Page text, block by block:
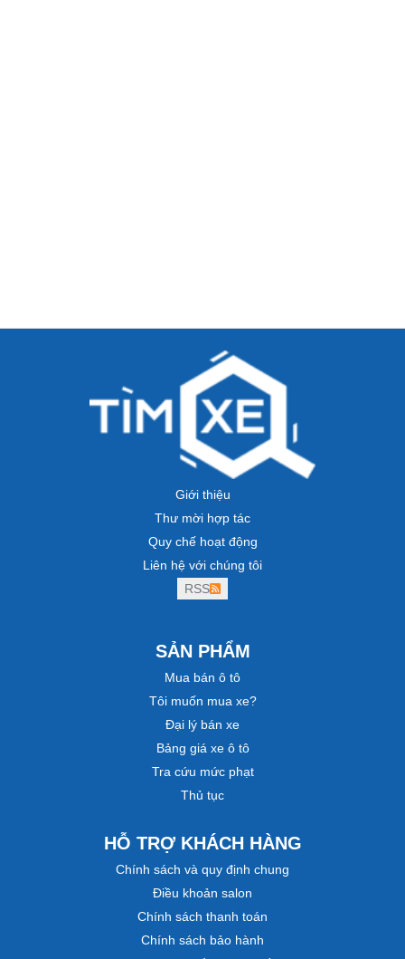
Giới thiệu
Thư mời hợp tác
Quy chế hoạt động
Liên hệ với chúng tôi
RSS
SẢN PHẨM
Mua bán ô tô
Tôi muốn mua xe?
Đại lý bán xe
Bảng giá xe ô tô
Tra cứu mức phạt
Thủ tục
HỖ TRỢ KHÁCH HÀNG
Chính sách và quy định chung
Điều khoản salon
Chính sách thanh toán
Chính sách bảo hành